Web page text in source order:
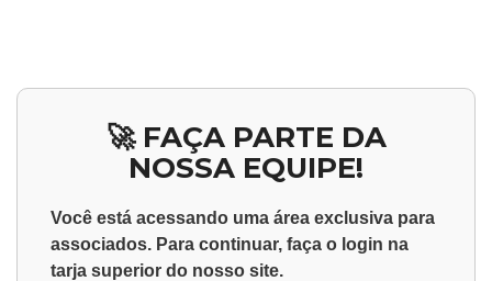
🚀 FAÇA PARTE DA
NOSSA EQUIPE!
Você está acessando uma área exclusiva para
associados. Para continuar, faça o login na
tarja superior do nosso site.